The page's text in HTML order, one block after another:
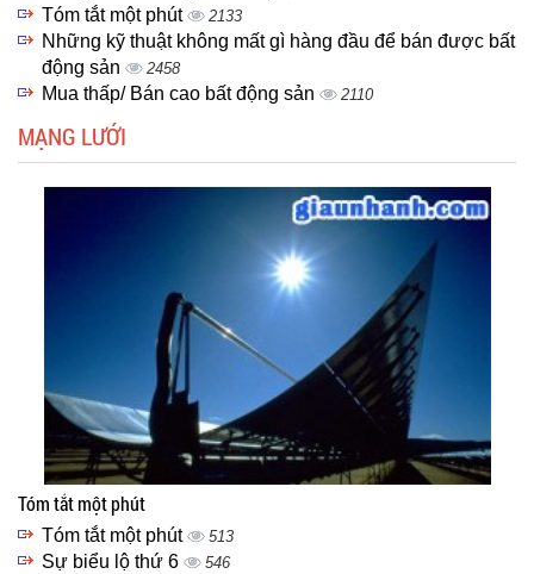
Tóm tắt một phút 2133
Những kỹ thuật không mất gì hàng đầu để bán được bất
động sản
2458
Mua thấp/ Bán cao bất động sản 2110
MẠNG LƯỚI
Tóm tắt một phút
Tóm tắt một phút 513
Sự biểu lộ thứ 6 546